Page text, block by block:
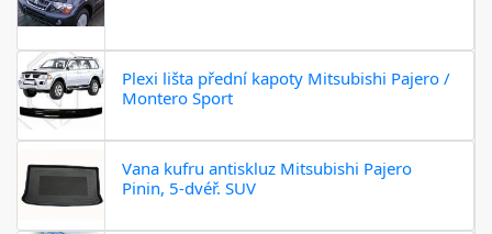
Plexi lišta přední kapoty Mitsubishi Pajero /
Montero Sport
Vana kufru antiskluz Mitsubishi Pajero
Pinin, 5-dvéř. SUV